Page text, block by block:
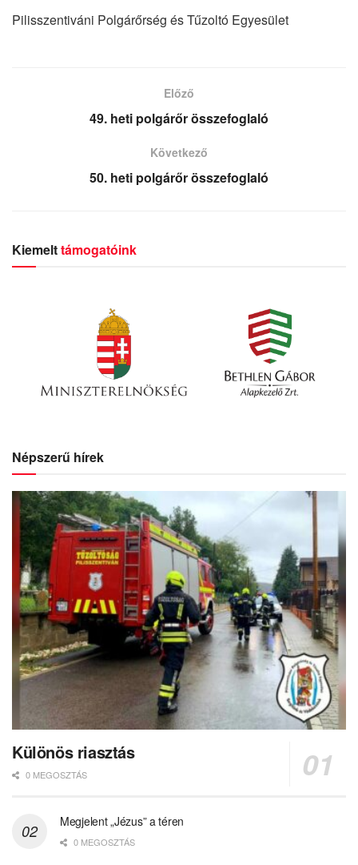
Pilisszentiváni Polgárőrség és Tűzoltó Egyesület
Előző
49. heti polgárőr összefoglaló
Következő
50. heti polgárőr összefoglaló
Kiemelttámogatóink
Népszerű hírek
Különös riasztás
0 MEGOSZTÁS
Megjelent „Jézus” a téren
0 MEGOSZTÁS